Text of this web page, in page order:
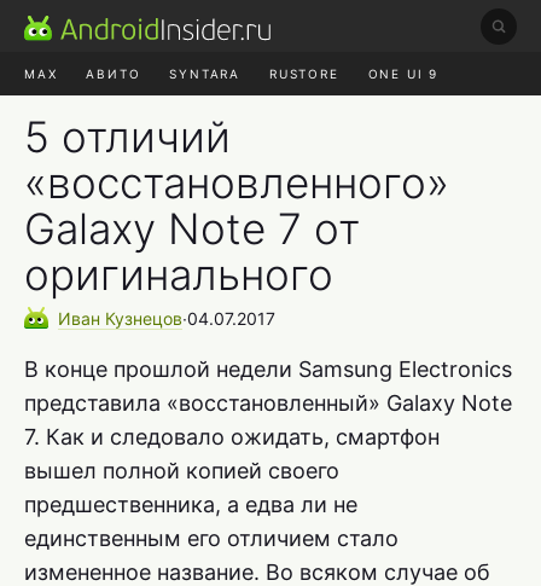
MAX АВИТО SYNTARA RUSTORE ONE UI 9
5 отличий
«восстановленного»
Galaxy Note 7 от
оригинального
Иван Кузнецов∙04.07.2017
В конце прошлой недели Samsung Electronics
представила «восстановленный» Galaxy Note
7. Как и следовало ожидать, смартфон
вышел полной копией своего
предшественника, а едва ли не
единственным его отличием стало
измененное название. Во всяком случае об